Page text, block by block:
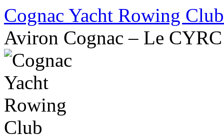
Cognac Yacht Rowing Club
Aviron Cognac – Le CYRC